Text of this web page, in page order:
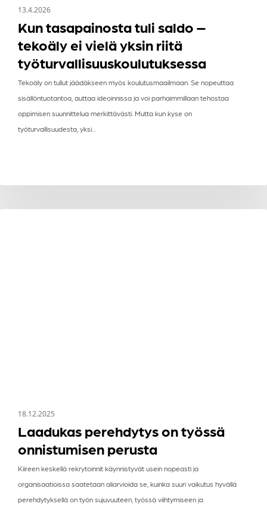
13.4.2026
Kun tasapainosta tuli saldo –
tekoäly ei vielä yksin riitä
työturvallisuuskoulutuksessa
Tekoäly on tullut jäädäkseen myös koulutusmaailmaan. Se nopeuttaa
sisällöntuotantoa, auttaa ideoinnissa ja voi parhaimmillaan tehostaa
oppimisen suunnittelua merkittävästi. Mutta kun kyse on
työturvallisuudesta, yksi…
18.12.2025
Laadukas perehdytys on työssä
onnistumisen perusta
Kiireen keskellä rekrytoinnit käynnistyvät usein nopeasti ja
organisaatioissa saatetaan aliarvioida se, kuinka suuri vaikutus hyvällä
perehdytyksellä on työn sujuvuuteen, työssä viihtymiseen ja